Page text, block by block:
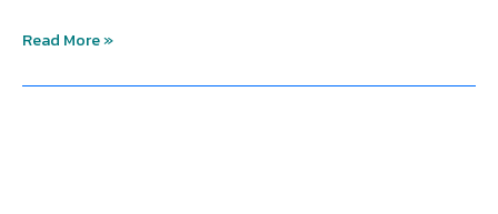
Read More »